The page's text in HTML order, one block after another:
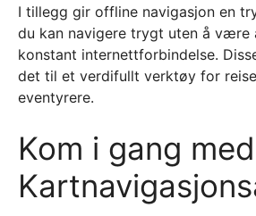
I tillegg gir offline navigasjon en
du kan navigere trygt uten å være
konstant internettforbindelse.
det til et verdifullt verktøy for
eventyrere.
Kom i gang